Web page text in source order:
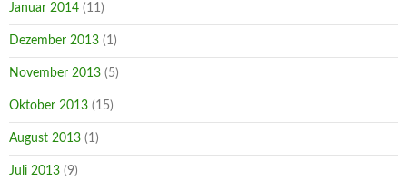
Januar 2014 (11)
Dezember 2013 (1)
November 2013 (5)
Oktober 2013 (15)
August 2013 (1)
Juli 2013 (9)